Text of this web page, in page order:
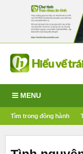
MENU
Tìm trong đồng hành